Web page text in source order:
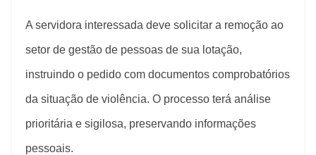
A servidora interessada deve solicitar a remoção ao
setor de gestão de pessoas de sua lotação,
instruindo o pedido com documentos comprobatórios
da situação de violência. O processo terá análise
prioritária e sigilosa, preservando informações
pessoais.